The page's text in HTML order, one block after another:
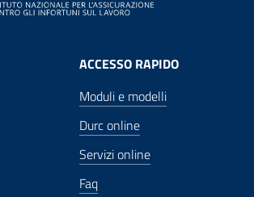
ACCESSO RAPIDO
Moduli e modelli
Durc online
Servizi online
Faq